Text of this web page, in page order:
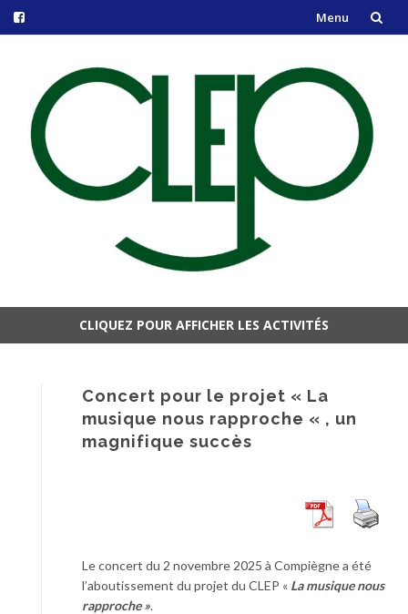
Menu
contenu
CLIQUEZ POUR AFFICHER LES ACTIVITÉS
Concert pour le projet « La
musique nous rapproche « , un
magnifique succès
Le concert du 2 novembre 2025 à Compiègne a été
l’aboutissement du projet du CLEP « La musique nous
rapproche ».